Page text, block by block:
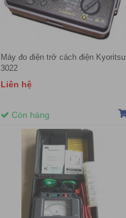
Máy đo điện trở cách điện Kyoritsu
3022
Liên hệ
Còn hàng